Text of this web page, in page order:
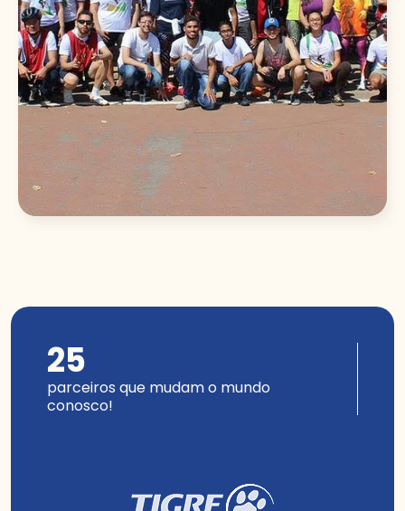
parceiros que mudam o mundo
conosco!
25